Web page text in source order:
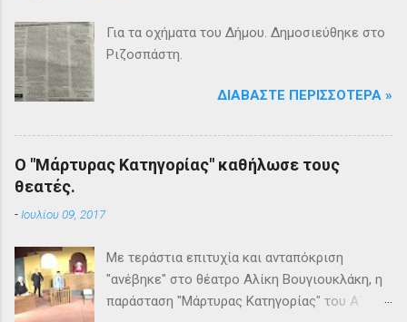
Για τα οχήματα του Δήμου. Δημοσιεύθηκε στο
Ριζοσπάστη.
ΔΙΑΒΆΣΤΕ ΠΕΡΙΣΣΌΤΕΡΑ »
Ο "Μάρτυρας Κατηγορίας" καθήλωσε τους
θεατές.
-Ιουλίου 09, 2017
Με τεράστια επιτυχία και ανταπόκριση
"ανέβηκε" στο θέατρο Αλίκη Βουγιουκλάκη, η
παράσταση "Μάρτυρας Κατηγορίας" του Α΄